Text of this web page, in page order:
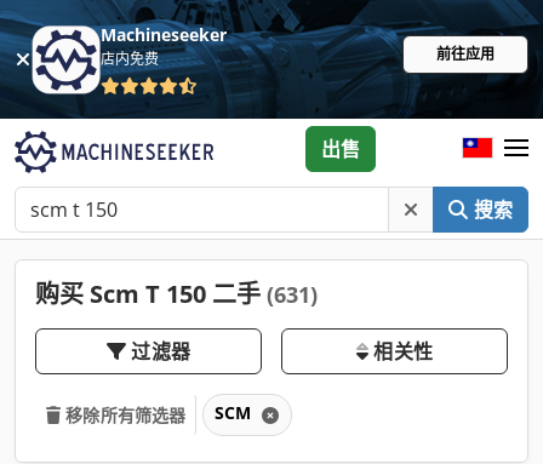
Machineseeker
店内免费 前往应用
搜索
出售
购买 Scm T 150 二手 (631)
过滤器 相关性
移除所有筛选器 SCM